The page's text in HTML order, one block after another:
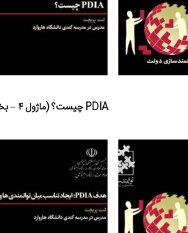
PDIA چیست؟ (ماژول ۴ – بخش ۱)